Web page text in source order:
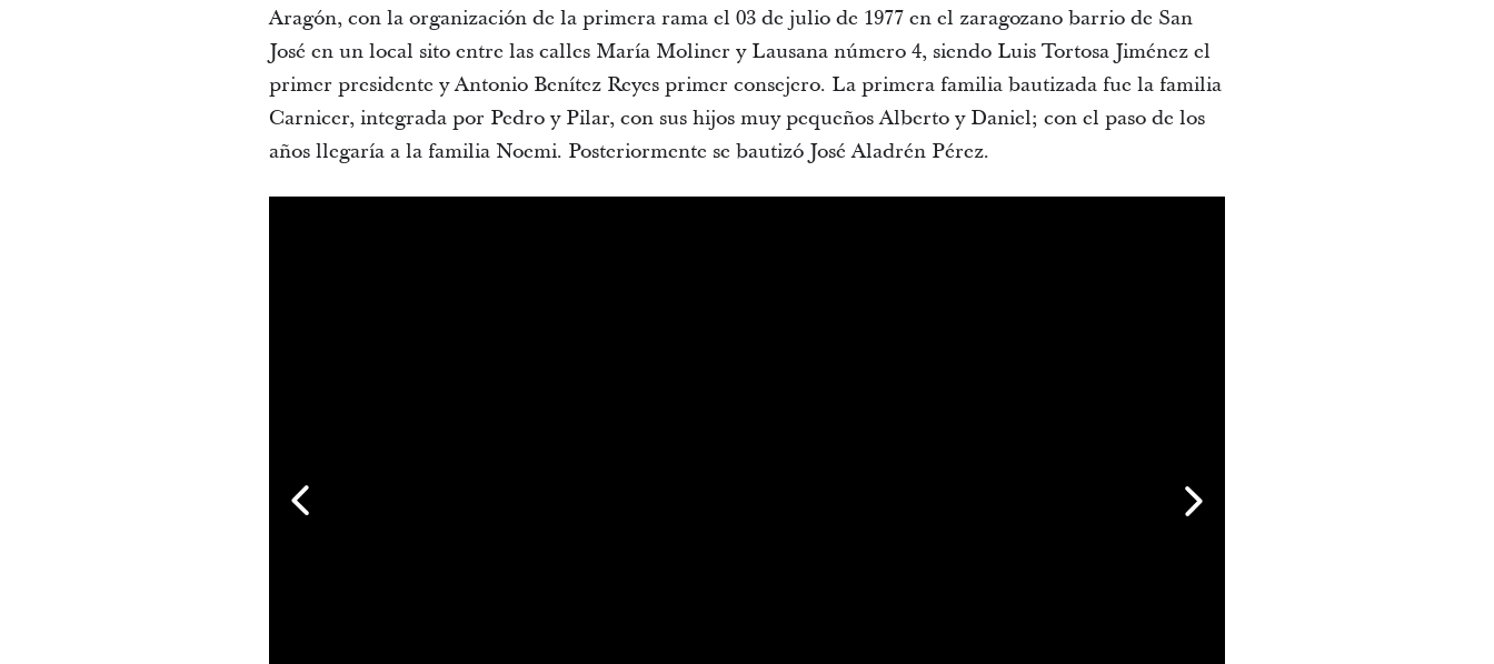
Aragón, con la organización de la primera rama el 03 de julio de 1977 en el zaragozano barrio de San
José en un local sito entre las calles María Moliner y Lausana número 4, siendo Luis Tortosa Jiménez el
primer presidente y Antonio Benítez Reyes primer consejero. La primera familia bautizada fue la familia
Carnicer, integrada por Pedro y Pilar, con sus hijos muy pequeños Alberto y Daniel; con el paso de los
años llegaría a la familia Noemi. Posteriormente se bautizó José Aladrén Pérez.